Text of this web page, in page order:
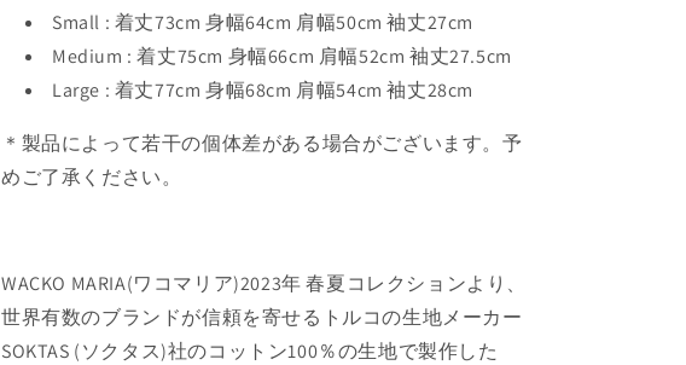
Small : 着丈73cm 身幅64cm 肩幅50cm 袖丈27cm
Medium : 着丈75cm 身幅66cm 肩幅52cm 袖丈27.5cm
Large : 着丈77cm 身幅68cm 肩幅54cm 袖丈28cm
＊製品によって若干の個体差がある場合がございます。予
めご了承ください。
WACKO MARIA(ワコマリア)2023年 春夏コレクションより、
世界有数のブランドが信頼を寄せるトルコの生地メーカー
SOKTAS (ソクタス)社のコットン100％の生地で製作した